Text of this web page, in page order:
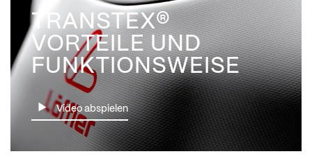
TRANSTEX®
VORTEILE UND
FUNKTIONSWEISE
Video abspielen